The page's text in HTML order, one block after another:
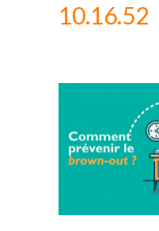
10.16.52